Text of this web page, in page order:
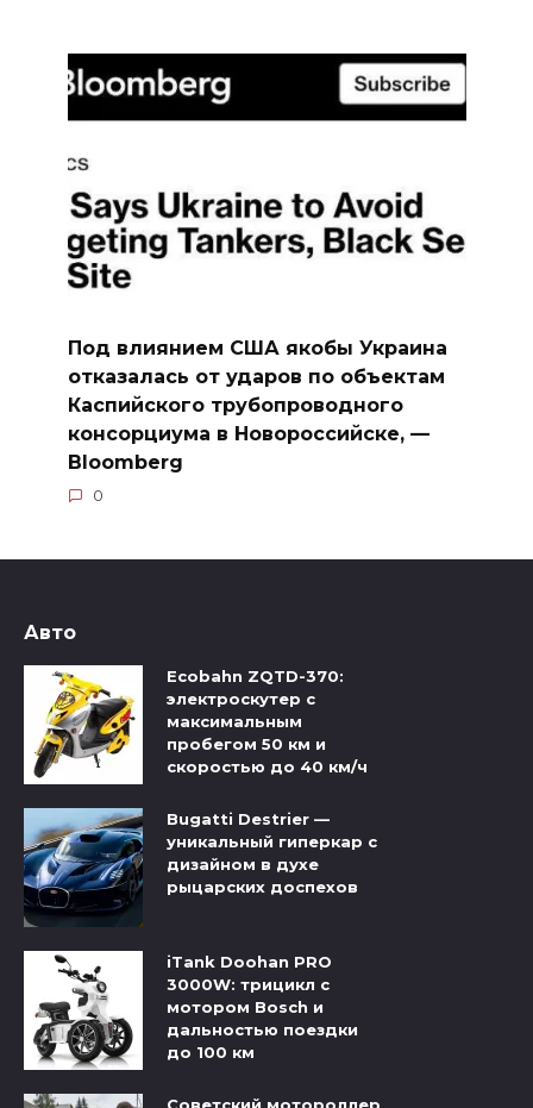
Под влиянием США якобы Украина
отказалась от ударов по объектам
Каспийского трубопроводного
консорциума в Новороссийске, —
Bloomberg
0
Авто
Ecobahn ZQTD-370:
электроскутер с
максимальным
пробегом 50 км и
скоростью до 40 км/ч
Bugatti Destrier —
уникальный гиперкар с
дизайном в духе
рыцарских доспехов
iTank Doohan PRO
3000W: трицикл с
мотором Bosch и
дальностью поездки
до 100 км